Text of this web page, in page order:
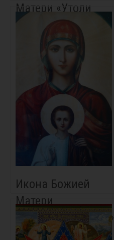
Матери «Утоли
моя печали»
Икона Божией
Матери
«Услышательница»